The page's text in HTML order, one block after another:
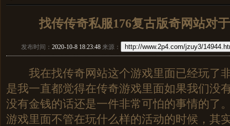
找传传奇私服176复古版奇网站对
发布时间： 2020-10-8 18:23:48 来源： http://www.2p4.com/jzuy3/
我在找传奇网站这个游戏里面已经玩了
是我一直都觉得在传奇游戏里面如果我们没
没有金钱的话还是一件非常可怕的事情的了
游戏里面不管在玩什么样的活动的时候，其